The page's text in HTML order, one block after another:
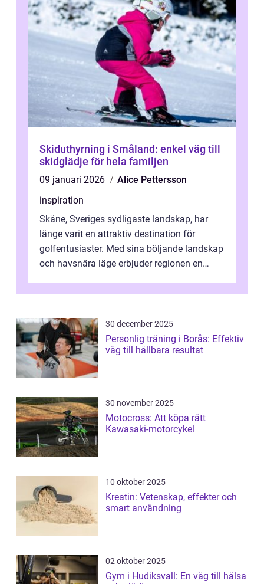
Skiduthyrning i Småland: enkel väg till
skidglädje för hela familjen
09 januari 2026
Alice Pettersson
inspiration
Skåne, Sveriges sydligaste landskap, har
länge varit en attraktiv destination för
golfentusiaster. Med sina böljande landskap
och havsnära läge erbjuder regionen en
30 december 2025
Personlig träning i Borås: Effektiv
väg till hållbara resultat
30 november 2025
Motocross: Att köpa rätt
Kawasaki-motorcykel
10 oktober 2025
Kreatin: Vetenskap, effekter och
smart användning
02 oktober 2025
Gym i Hudiksvall: En väg till hälsa